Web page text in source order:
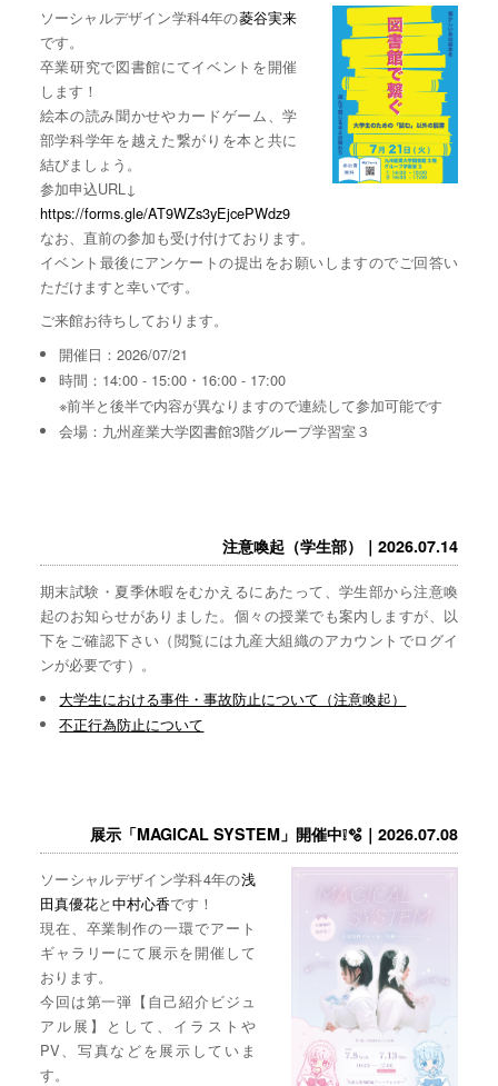
ソーシャルデザイン学科4年の菱谷実来
です。
卒業研究で図書館にてイベントを開催
します！
絵本の読み聞かせやカードゲーム、学
部学科学年を越えた繋がりを本と共に
結びましょう。
参加申込URL↓
https://forms.gle/AT9WZs3yEjcePWdz9
なお、直前の参加も受け付けております。
イベント最後にアンケートの提出をお願いしますのでご回答い
ただけますと幸いです。
ご来館お待ちしております。
開催日：2026/07/21
時間：14:00 - 15:00・16:00 - 17:00
※前半と後半で内容が異なりますので連続して参加可能です
会場：九州産業大学図書館3階グループ学習室３
注意喚起（学生部）｜2026.07.14
期末試験・夏季休暇をむかえるにあたって、学生部から注意喚
起のお知らせがありました。個々の授業でも案内しますが、以
下をご確認下さい（閲覧には九産大組織のアカウントでログイ
ンが必要です）。
大学生における事件・事故防止について（注意喚起）
不正行為防止について
展示「MAGICAL SYSTEM」開催中❕🫧｜2026.07.08
ソーシャルデザイン学科4年の浅
田真優花と中村心香です！
現在、卒業制作の一環でアート
ギャラリーにて展示を開催して
おります。
今回は第一弾【自己紹介ビジュ
アル展】として、イラストや
PV、写真などを展示していま
す。